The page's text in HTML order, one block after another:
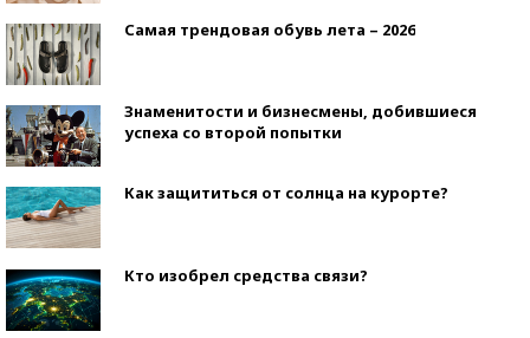
Самая трендовая обувь лета – 2026
Знаменитости и бизнесмены, добившиеся
успеха со второй попытки
Как защититься от солнца на курорте?
Кто изобрел средства связи?